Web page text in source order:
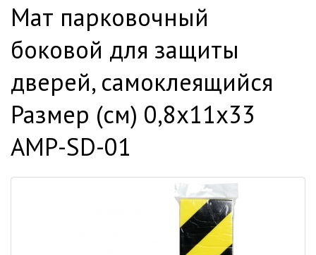
Мат парковочный
боковой для защиты
дверей, самоклеящийся
Размер (см) 0,8х11х33
AMP-SD-01